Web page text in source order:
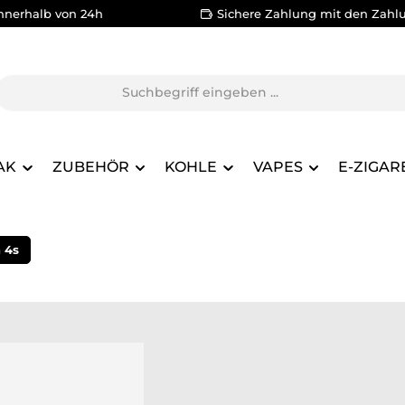
von 24h Sichere Zahlung mit den
ZUBEHÖR KOHLE VAPES E-
4s